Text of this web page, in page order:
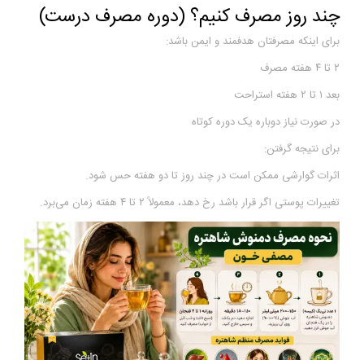
چند روز مصرف کنیم؟ (دوره مصرف درست)
برای اینکه مصرفتان هدفمند و ایمن باشد:
۲ تا ۴ هفته مصرف
بعد ۱ تا ۲ هفته استراحت
در صورت نیاز دوباره یک دوره کوتاه
برای نتیجه گرفتن:
اثرات گوارشی ممکن است در چند روز تا دو هفته حس شود.
تغییرات پوستی اگر قرار باشد رخ دهد، معمولاً ۲ تا ۴ هفته زمان می‌برد.